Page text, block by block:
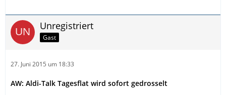
Unregistriert
Gast
27. Juni 2015 um 18:33
AW: Aldi-Talk Tagesflat wird sofort gedrosselt